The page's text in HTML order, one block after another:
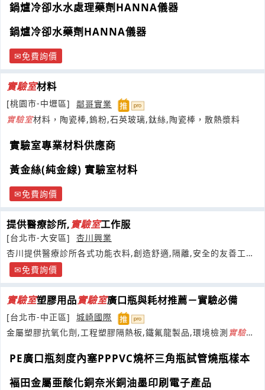
鍋爐冷卻水水處理藥劑HANNA儀器
鍋爐冷卻水藥劑HANNA儀器
免費詢價
實驗室材料
[桃園市-中壢區]
鄰哥實業
實驗室材料，陶瓷棒,鎢粉,石英玻璃,鈦絲,陶瓷棒，散熱漿料
實驗室專業材料供應商
黃金絲(純金線) 實驗室材料
免費詢價
提供醫療診所,實驗室工作服
[台北市-大安區]
杏川興業
杏川提供醫療診所各式功能衣料,創造舒適,隔離,安全的友善工作
服 免費詢價
實驗室塑膠用品實驗室廣口瓶與耗材推薦－實驗必備
[台北市-中正區]
城崎國際
金屬塑膠抗氧化劑,工程塑膠隔熱板,鐵氟龍製品,環境檢測 實驗室
PE廣口瓶刻度內塞PPPVC燒杯三角瓶試管燒瓶樣本
褔田金屬亜酸化銅奈米銅油墨印刷電子產品